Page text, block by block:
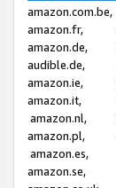
amazon.com.be,
amazon.fr,
amazon.de,
audible.de,
amazon.ie,
amazon.it,
amazon.nl,
amazon.pl,
amazon.es,
amazon.se,